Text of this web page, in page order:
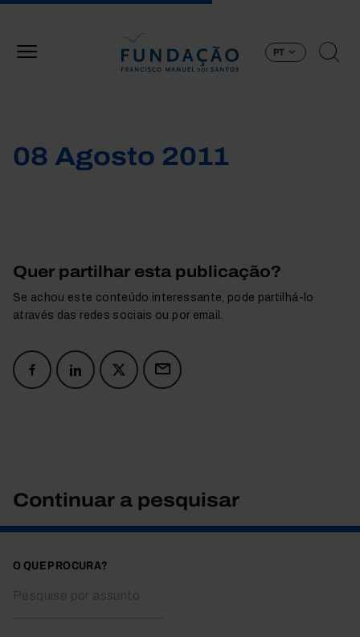
PT
08 Agosto 2011
Quer partilhar esta publicação?
Se achou este conteúdo interessante, pode partilhá-lo
através das redes sociais ou por email.
Continuar a pesquisar
O QUE PROCURA?